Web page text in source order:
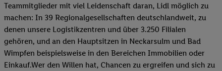
Teammitglieder mit viel Leidenschaft daran, Lidl möglich zu
machen: In 39 Regionalgesellschaften deutschlandweit, zu
denen unsere Logistikzentren und über 3.250 Filialen
gehören, und an den Hauptsitzen in Neckarsulm und Bad
Wimpfen beispielsweise in den Bereichen Immobilien oder
Einkauf.Wer den Willen hat, Chancen zu ergreifen und sich zu